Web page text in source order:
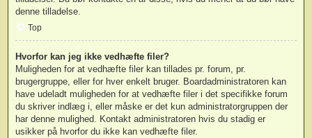
denne tilladelse.
Top
Hvorfor kan jeg ikke vedhæfte filer?
Muligheden for at vedhæfte filer kan tillades pr. forum, pr.
brugergruppe, eller for hver enkelt bruger. Boardadministratoren kan
have udeladt muligheden for at vedhæfte filer i det specifikke forum
du skriver indlæg i, eller måske er det kun administratorgruppen der
har denne mulighed. Kontakt administratoren hvis du stadig er
usikker på hvorfor du ikke kan vedhæfte filer.